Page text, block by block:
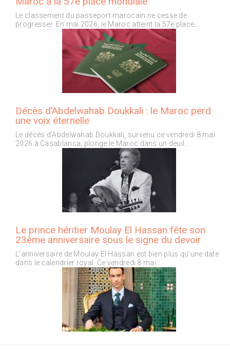
Le classement du passeport marocain ne cesse de
progresser. En mai 2026, le Maroc atteint la 57e place…
Décès d’Abdelwahab Doukkali : le Maroc perd
une voix éternelle
Le décès d’Abdelwahab Doukkali, survenu ce vendredi 8 mai
2026 à Casablanca, plonge le Maroc dans un deuil…
Le prince héritier Moulay El Hassan fête son
23ème anniversaire sous le signe du devoir
L’anniversaire de Moulay El Hassan est bien plus qu’une date
dans le calendrier royal. Ce vendredi 8 mai…